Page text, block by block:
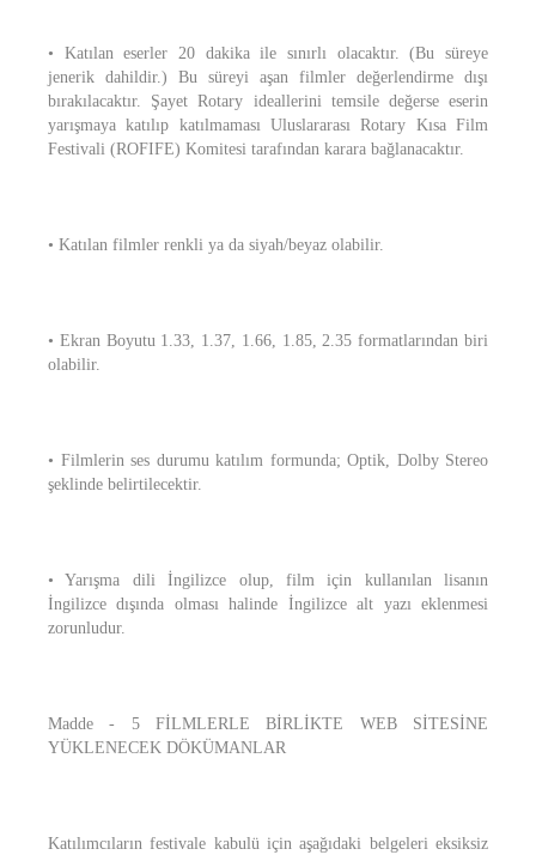
• Katılan eserler 20 dakika ile sınırlı olacaktır. (Bu süreye
jenerik dahildir.) Bu süreyi aşan filmler değerlendirme dışı
bırakılacaktır. Şayet Rotary ideallerini temsile değerse eserin
yarışmaya katılıp katılmaması Uluslararası Rotary Kısa Film
Festivali (ROFIFE) Komitesi tarafından karara bağlanacaktır.
• Katılan filmler renkli ya da siyah/beyaz olabilir.
• Ekran Boyutu 1.33, 1.37, 1.66, 1.85, 2.35 formatlarından biri
olabilir.
• Filmlerin ses durumu katılım formunda; Optik, Dolby Stereo
şeklinde belirtilecektir.
• Yarışma dili İngilizce olup, film için kullanılan lisanın
İngilizce dışında olması halinde İngilizce alt yazı eklenmesi
zorunludur.
Madde - 5 FİLMLERLE BİRLİKTE WEB SİTESİNE
YÜKLENECEK DÖKÜMANLAR
Katılımcıların festivale kabulü için aşağıdaki belgeleri eksiksiz